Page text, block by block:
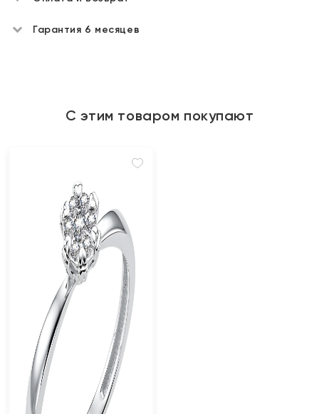
Гарантия 6 месяцев
С этим товаром покупают